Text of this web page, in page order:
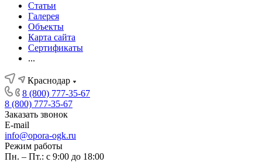
Статьи
Галерея
Объекты
Карта сайта
Сертификаты
...
Краснодар
8 (800) 777-35-67
8 (800) 777-35-67
Заказать звонок
E-mail
info@opora-ogk.ru
Режим работы
Пн. – Пт.: с 9:00 до 18:00